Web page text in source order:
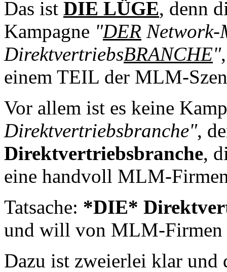
Das ist DIE LÜGE, denn
Kampagne "DER Network-
DirektvertriebsBRANCHE"
einem TEIL der MLM-
Vor allem ist es keine
Direktvertriebsbranche",
Direktvertriebsbranche,
eine handvoll MLM-
Tatsache: *DIE*
und will von MLM-Firmen
Dazu ist zweierlei klar und